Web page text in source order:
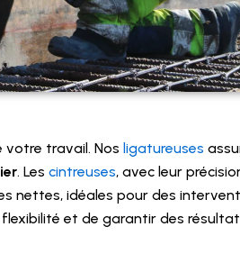
travail. Nos ligatureuses
. Les cintreuses, avec leur
nettes, idéales pour des
et de garantir des